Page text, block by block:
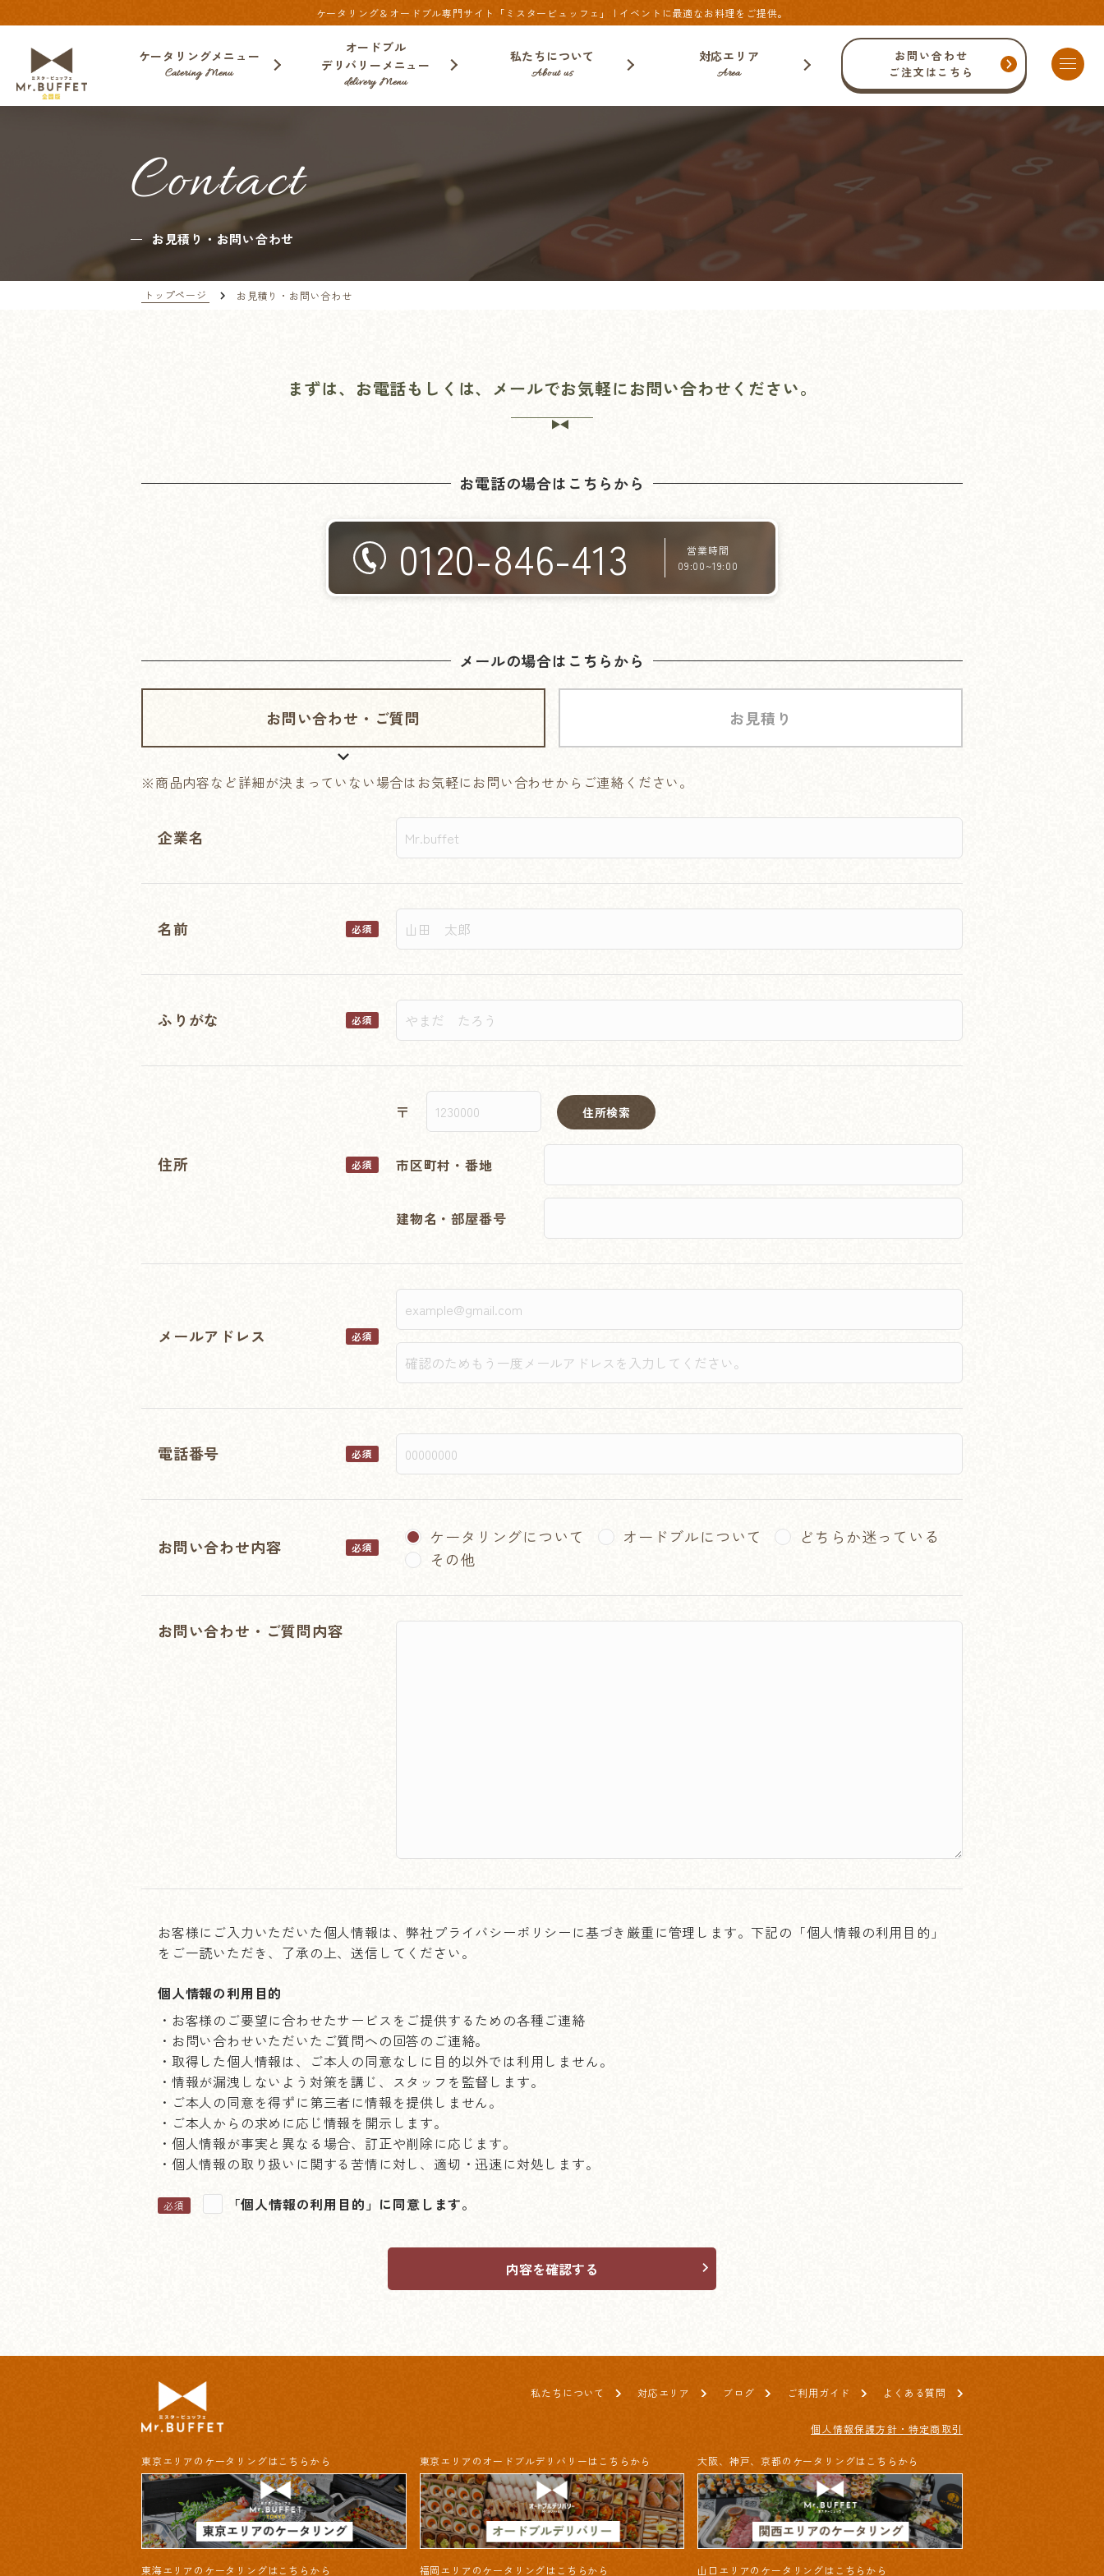
ケータリング＆オードブル専門サイト「ミスタービュッフェ」 | イベントに最適なお料理をご提供。
ケータリングメニュー
Catering Menu
オードブル
デリバリーメニュー
delivery Menu
私たちについて
About us
対応エリア
Area
お問い合わせ
ご注文はこちら
Contact
お見積り・お問い合わせ
トップページ お見積り・お問い合わせ
まずは、お電話もしくは、メールでお気軽にお問い合わせください。
お電話の場合はこちらから
0120-846-413
営業時間
09:00~19:00
メールの場合はこちらから
お問い合わせ・ ご質問 お見積り
※商品内容など詳細が決まっていない場合はお気軽にお問い合わせからご連絡ください。
企業名
名前 必須
ふりがな 必須
住所 必須
〒 住所検索
市区町村・番地
建物名・部屋番号
メールアドレス 必須
電話番号 必須
お問い合わせ内容 必須 ケータリングについて オードブルについて
どちらか迷っている
その他
お問い合わせ・ご質問内容
お客様にご入力いただいた個人情報は、弊社プライバシーポリシーに基づき厳重に管理します。下記の「個人情報の利用目的」
をご一読いただき、了承の上、送信してください。
個人情報の利用目的
・お客様のご要望に合わせたサービスをご提供するための各種ご連絡
・お問い合わせいただいたご質問への回答のご連絡。
・取得した個人情報は、ご本人の同意なしに目的以外では利用しません。
・情報が漏洩しないよう対策を講じ、スタッフを監督します。
・ご本人の同意を得ずに第三者に情報を提供しません。
・ご本人からの求めに応じ情報を開示します。
・個人情報が事実と異なる場合、訂正や削除に応じます。
・個人情報の取り扱いに関する苦情に対し、適切・迅速に対処します。
必須 「個人情報の利用目的」に同意します。
内容を確認する
私たちについて 対応エリア ブログ ご利用ガイド よくある質問
個人情報保護方針・特定商取引
東京エリアのケータリングはこちらから 東京エリアのオードブルデリバリーはこちらから 大阪、神戸、京都のケータリングはこちらから
東海エリアのケータリングはこちらから 福岡エリアのケータリングはこちらから 山口エリアのケータリングはこちらから